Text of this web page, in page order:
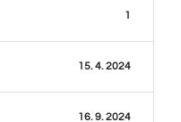
1
15. 4. 2024
16. 9. 2024